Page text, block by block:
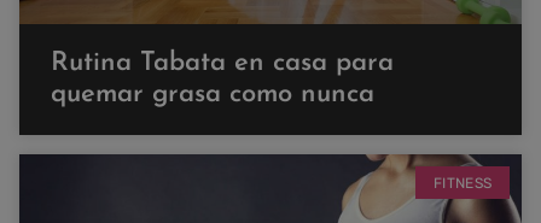
Rutina Tabata en casa para
quemar grasa como nunca
FITNESS